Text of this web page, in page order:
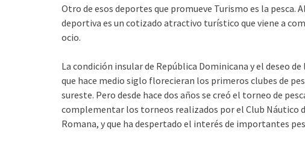
Otro de esos deportes que promueve Turismo es la pesca.
deportiva es un cotizado atractivo turístico que viene a
ocio.
La condición insular de República Dominicana y el deseo
que hace medio siglo florecieran los primeros clubes de
sureste. Pero desde hace dos años se creó el torneo de
complementar los torneos realizados por el Club Náutico
Romana, y que ha despertado el interés de importantes